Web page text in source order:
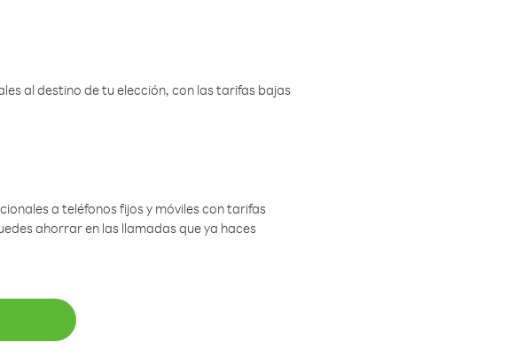
al destino de tu elección, con las tarifas bajas
a teléfonos fijos y móviles con tarifas
ahorrar en las llamadas que ya haces